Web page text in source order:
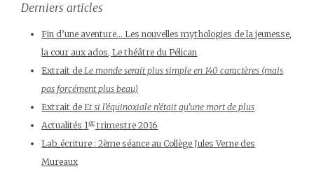
Derniers articles
Fin d’une aventure… Les nouvelles mythologies de la jeunesse,
la cour aux ados, Le théâtre du Pélican
Extrait deLe monde serait plus simple en 140 caractères (mais
pas forcément plus beau)
Extrait deEt si l’équinoxiale n’était qu’une mort de plus
Actualités 1ertrimestre 2016
Lab_écriture : 2ème séance au Collège Jules Verne des
Mureaux